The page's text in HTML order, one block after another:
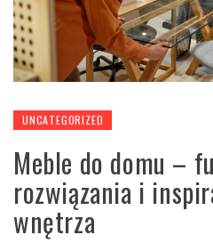
UNCATEGORIZED
Meble do domu –
rozwiązania i
wnętrza